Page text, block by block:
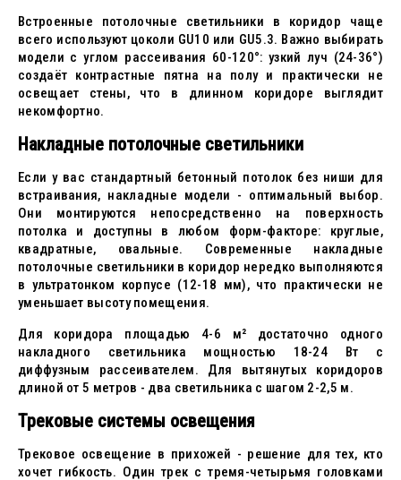
Встроенные потолочные светильники в коридор чаще
всего используют цоколи GU10 или GU5.3. Важно выбирать
модели с углом рассеивания 60-120°: узкий луч (24-36°)
создаёт контрастные пятна на полу и практически не
освещает стены, что в длинном коридоре выглядит
некомфортно.
Накладные потолочные светильники
Если у вас стандартный бетонный потолок без ниши для
встраивания, накладные модели - оптимальный выбор.
Они монтируются непосредственно на поверхность
потолка и доступны в любом форм-факторе: круглые,
квадратные, овальные. Современные накладные
потолочные светильники в коридор нередко выполняются
в ультратонком корпусе (12-18 мм), что практически не
уменьшает высоту помещения.
Для коридора площадью 4-6 м² достаточно одного
накладного светильника мощностью 18-24 Вт с
диффузным рассеивателем. Для вытянутых коридоров
длиной от 5 метров - два светильника с шагом 2-2,5 м.
Трековые системы освещения
Трековое освещение в прихожей - решение для тех, кто
хочет гибкость. Один трек с тремя-четырьмя головками